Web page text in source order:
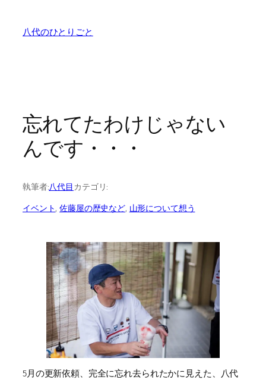
八代のひとりごと
忘れてたわけじゃない
んです・・・
執筆者:八代目 カテゴリ:
イベント, 佐藤屋の歴史など, 山形について想う
5月の更新依頼、完全に忘れ去られたかに見えた、八代